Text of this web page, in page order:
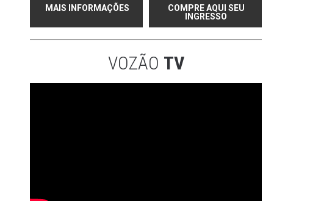
MAIS INFORMAÇÕES
COMPRE AQUI SEU
INGRESSO
VOZÃO TV